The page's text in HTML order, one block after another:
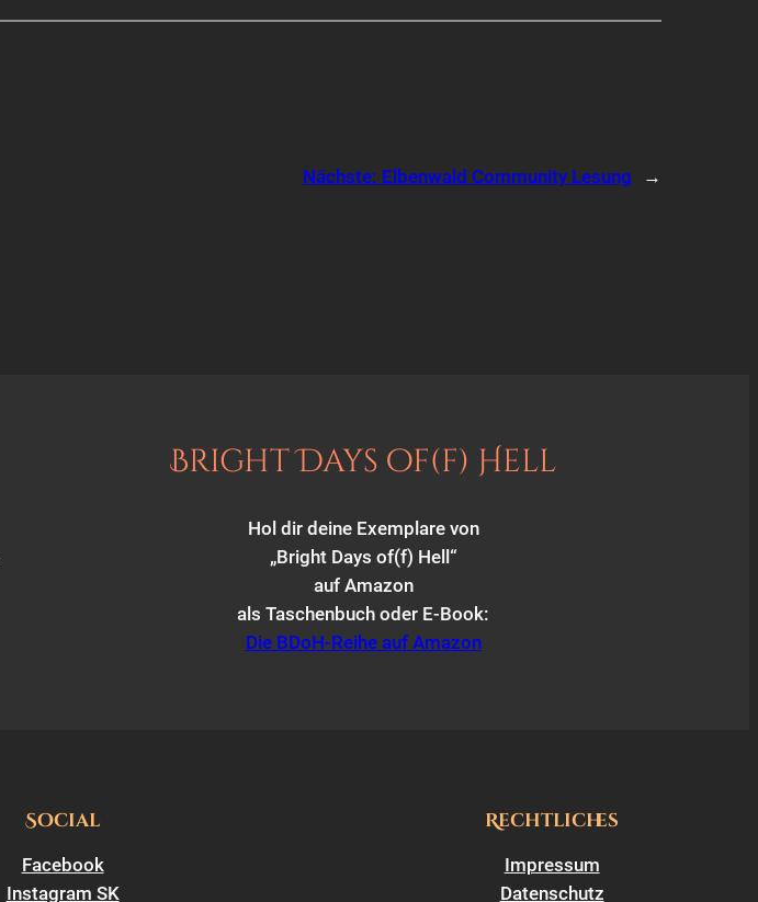
Nächste: Elbenwald Community Lesung →
Bright Days of(f) Hell
Hol dir deine Exemplare von
„Bright Days of(f) Hell“
auf Amazon
als Taschenbuch oder E-Book:
Die BDoH-Reihe auf Amazon
Social
Facebook
Instagram SK
Rechtliches
Impressum
Datenschutz